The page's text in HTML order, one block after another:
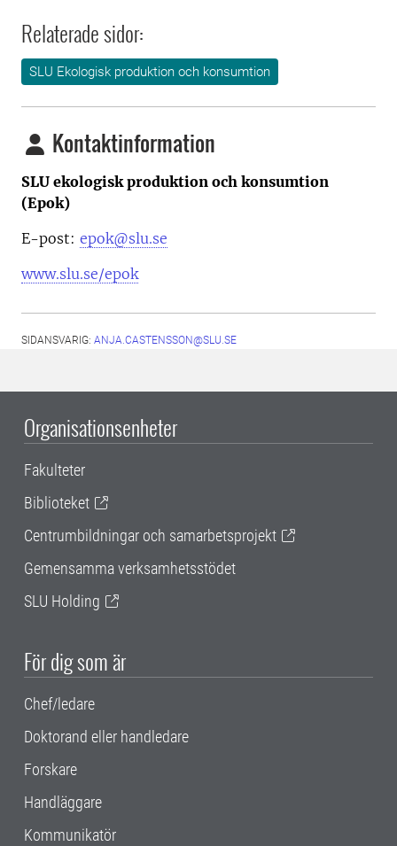
Relaterade sidor:
SLU Ekologisk produktion och konsumtion
Kontaktinformation
SLU ekologisk produktion och konsumtion
(Epok)
E-post: epok@slu.se
www.slu.se/epok
SIDANSVARIG: ANJA.CASTENSSON@SLU.SE
Organisationsenheter
Fakulteter
Biblioteket
Centrumbildningar och samarbetsprojekt
Gemensamma verksamhetsstödet
SLU Holding
För dig som är
Chef/ledare
Doktorand eller handledare
Forskare
Handläggare
Kommunikatör